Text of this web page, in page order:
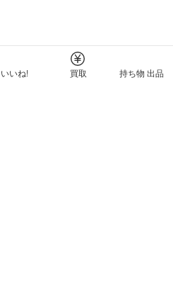
いいね! 買取 持ち物 出品